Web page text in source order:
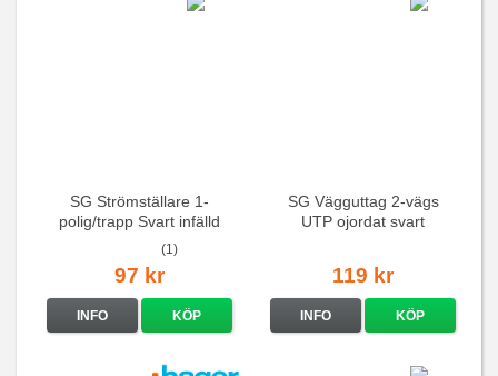
SG Strömställare 1-
polig/trapp Svart infälld
(1)
97 kr
INFO KÖP
SG Vägguttag 2-vägs
UTP ojordat svart
119 kr
INFO KÖP